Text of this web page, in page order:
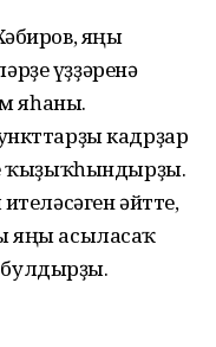
яңы
үҙҙәренә
яһаны.
кадрҙар
ҡыҙыҡһындырҙы.
әйтте,
яңы асыласаҡ
булдырҙы.